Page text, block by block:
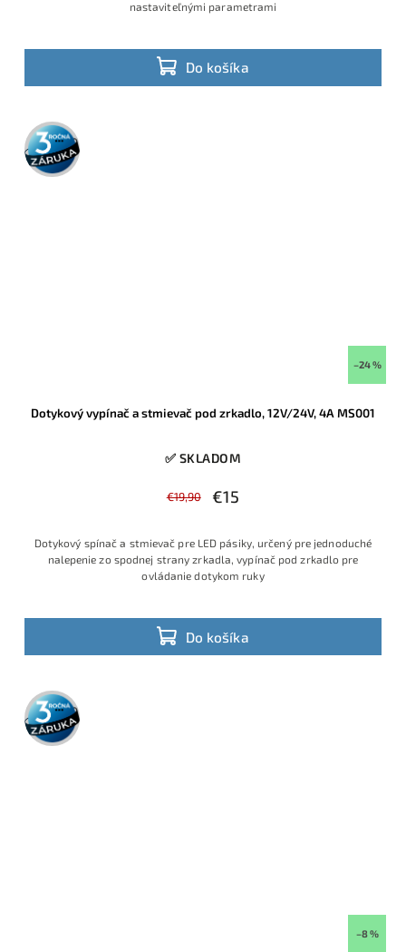
Do košíka
nastaviteľnými parametrami
3 roky
záruka
–24 %
Dotykový vypínač a stmievač pod zrkadlo, 12V/24V, 4A MS001
✅ SKLADOM
€19,90 €15
Do košíka
Dotykový spínač a stmievač pre LED pásiky, určený pre jednoduché
nalepenie zo spodnej strany zrkadla, vypínač pod zrkadlo pre
ovládanie dotykom ruky
3 roky
záruka
–8 %